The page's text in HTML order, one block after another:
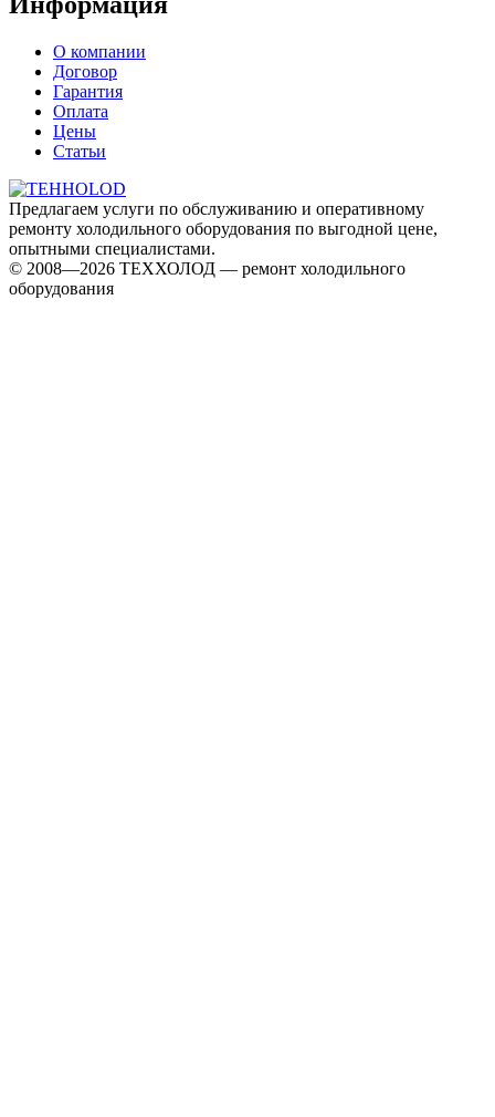
О компании
Договор
Гарантия
Оплата
Цены
Статьи
Предлагаем услуги по обслуживанию и оперативному
ремонту холодильного оборудования по выгодной цене,
опытными специалистами.
© 2008—2026 ТЕХХОЛОД — ремонт холодильного
оборудования